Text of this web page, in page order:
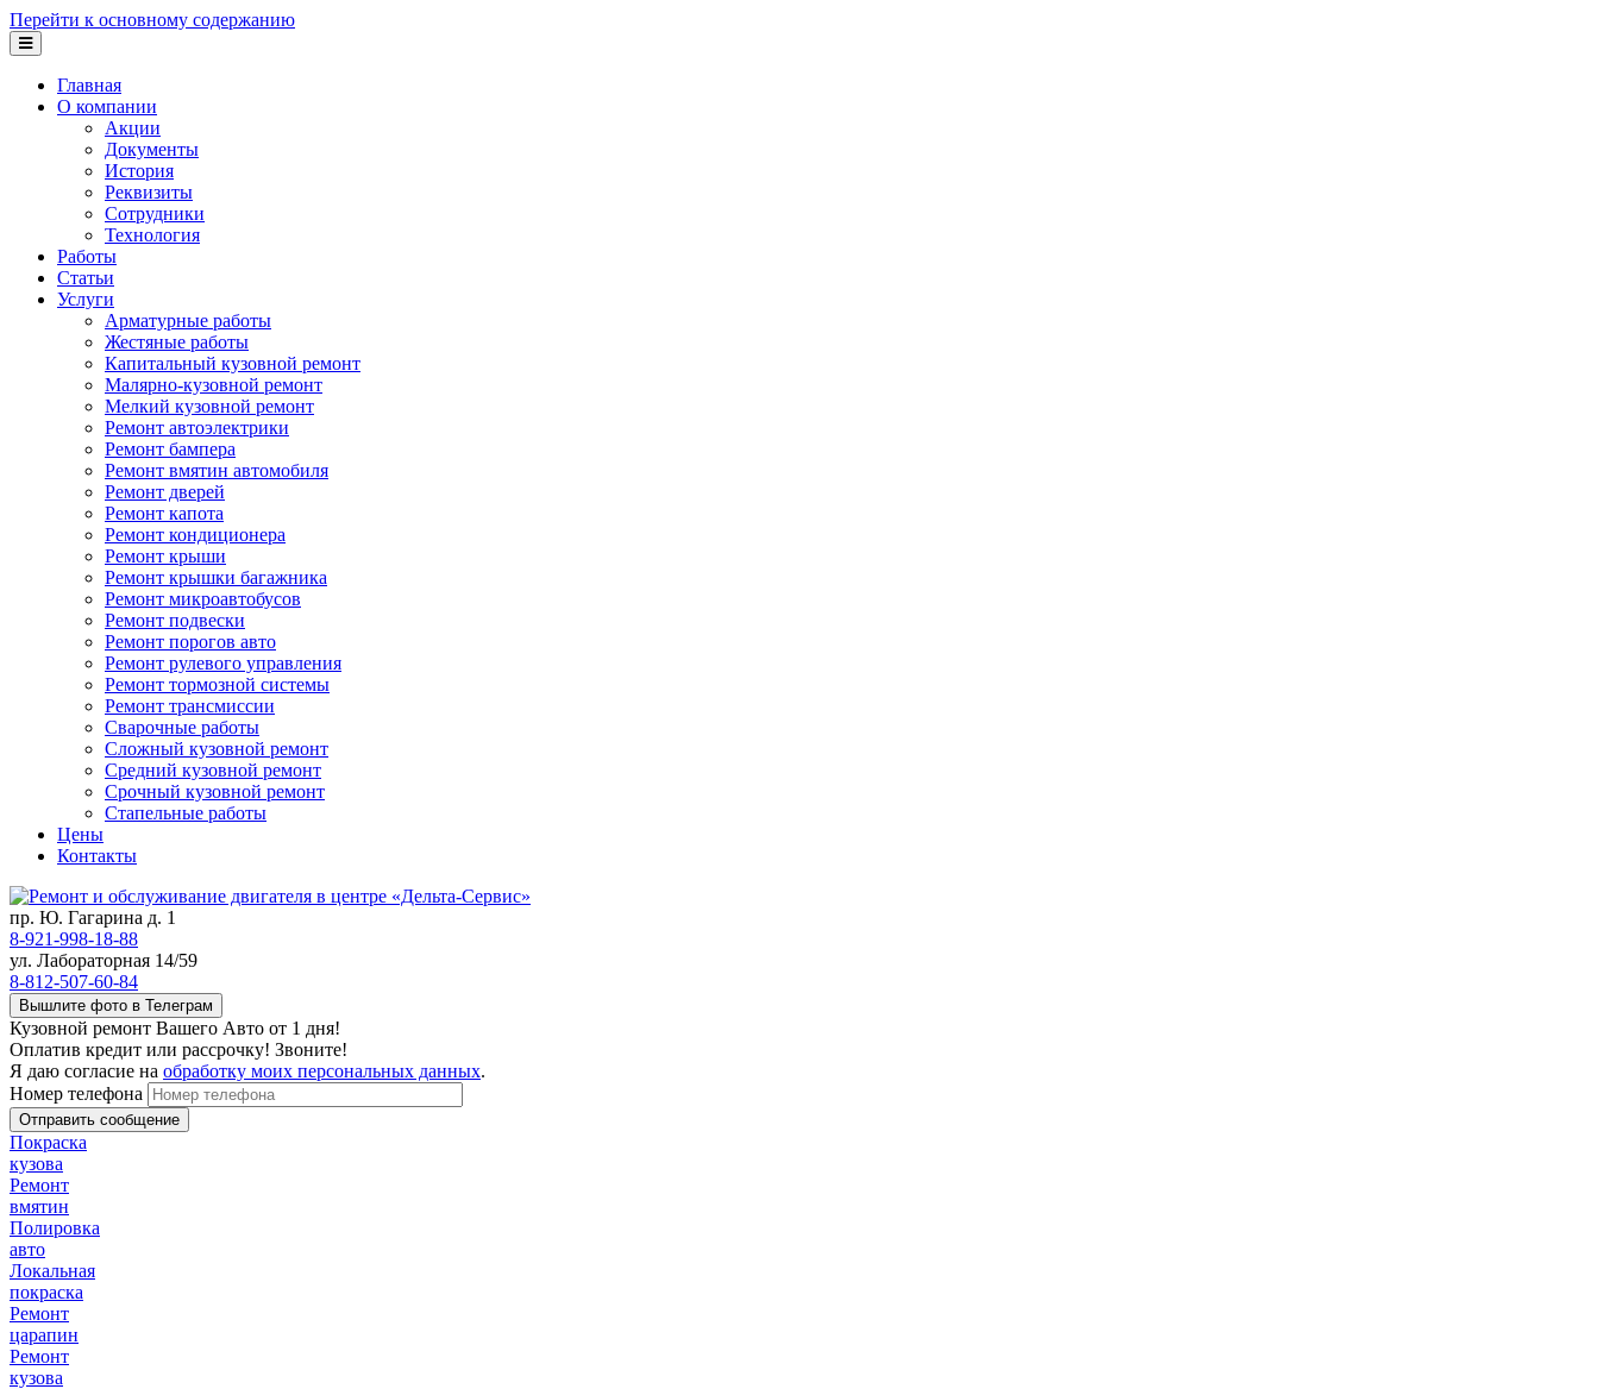
Перейти к основному содержанию
Главная
О компании
Акции
Документы
История
Реквизиты
Сотрудники
Технология
Работы
Статьи
Услуги
Арматурные работы
Жестяные работы
Капитальный кузовной ремонт
Малярно-кузовной ремонт
Мелкий кузовной ремонт
Ремонт автоэлектрики
Ремонт бампера
Ремонт вмятин автомобиля
Ремонт дверей
Ремонт капота
Ремонт кондиционера
Ремонт крыши
Ремонт крышки багажника
Ремонт микроавтобусов
Ремонт подвески
Ремонт порогов авто
Ремонт рулевого управления
Ремонт тормозной системы
Ремонт трансмиссии
Сварочные работы
Сложный кузовной ремонт
Средний кузовной ремонт
Срочный кузовной ремонт
Стапельные работы
Цены
Контакты
пр. Ю. Гагарина д. 1
8-921-998-18-88
ул. Лабораторная 14/59
8-812-507-60-84
Вышлите фото в Телеграм
Кузовной ремонт Вашего Авто от 1 дня!
Оплатив кредит или рассрочку! Звоните!
Я даю согласие на обработку моих персональных данных.
Номер телефона
Покраска
кузова
Ремонт
вмятин
Полировка
авто
Локальная
покраска
Ремонт
царапин
Ремонт
кузова